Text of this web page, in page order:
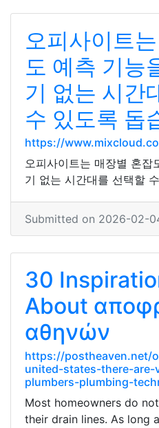
오피사이트
도 예측 기능
기 없는 시간
수 있도록 돕
https://
오피사이트는 매장별 혼잡
기 없는 시간대를 선택할
Submitted on 2026-02-
30
About
αθηνών
https://postheaven.net/
united-states-there-
plumbers-plumbing-
Most homeowners do
their drain lines. As long